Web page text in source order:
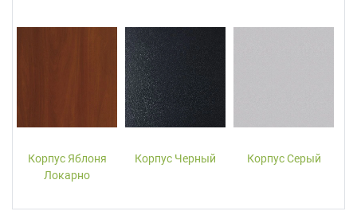
Корпус Яблоня
Локарно
Корпус Черный Корпус Серый